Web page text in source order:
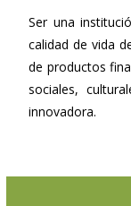
Ser una
calidad de vida
de productos
sociales,
innovadora.